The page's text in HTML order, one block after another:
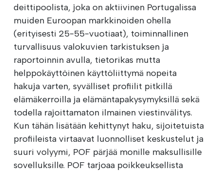
deittipoolista, joka on aktiivinen Portugalissa
muiden Euroopan markkinoiden ohella
(erityisesti 25-55-vuotiaat), toiminnallinen
turvallisuus valokuvien tarkistuksen ja
raportoinnin avulla, tietorikas mutta
helppokäyttöinen käyttöliittymä nopeita
hakuja varten, syvälliset profiilit pitkillä
elämäkerroilla ja elämäntapakysymyksillä sekä
todella rajoittamaton ilmainen viestinvälitys.
Kun tähän lisätään kehittynyt haku, sijoitetuista
profiileista virtaavat luonnolliset keskustelut ja
suuri volyymi, POF pärjää monille maksullisille
sovelluksille. POF tarjoaa poikkeuksellista